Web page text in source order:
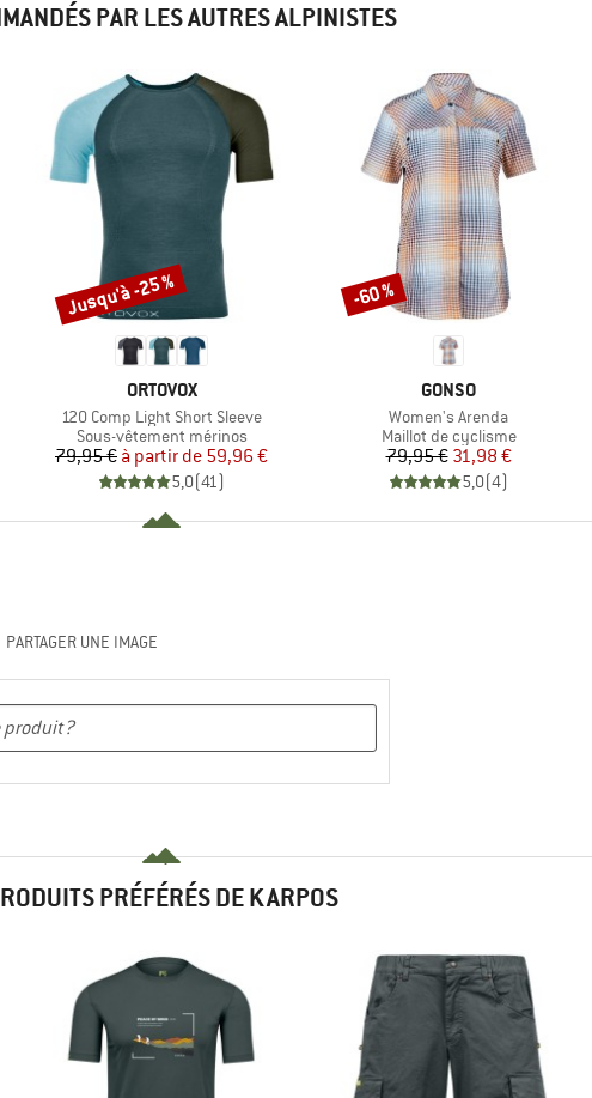
PAR LES AUTRES ALPINISTES
MARQUE
ORTOVOX
Article
120 Comp Light Short Sleeve
Product group
Sous-vêtement mérinos
Prix
79,95 € Prix réduit
à partir de 59,96 €
5,0(41)
Remise
Jusqu'à -25 %
MARQUE
GONSO
Article
Women's Arenda
Product group
Maillot de cyclisme
Prix
79,95 €Prix réduit
31,98 €
5,0(4)
Remise
-60 %
PARTAGER UNE IMAGE
PRÉFÉRÉS DE KARPOS